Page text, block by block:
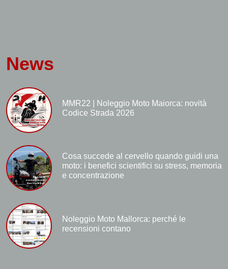
News
MMR22 | Noleggio Moto Maiorca: novità
Codice Strada 2026
Cosa succede al cervello quando guidi una
moto: i benefici scientifici su stress, memoria
e concentrazione
Noleggio Moto Mallorca: perché le
recensioni contano